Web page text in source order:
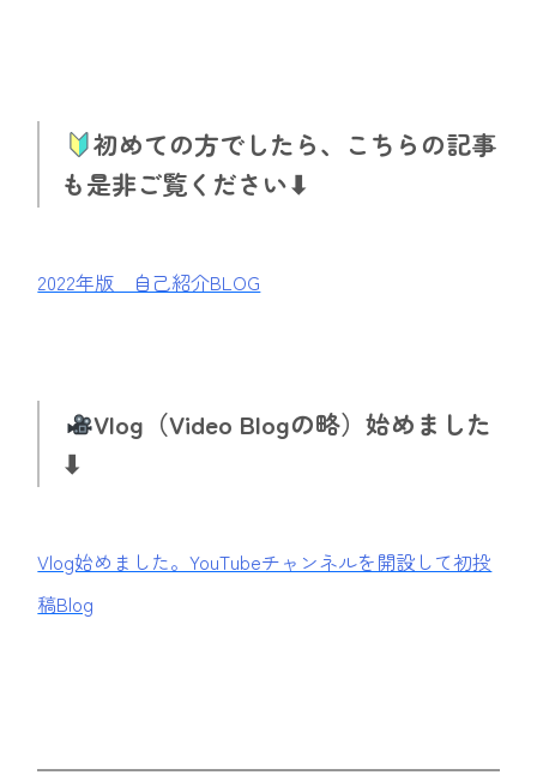
初めての方でしたら、こちらの記事
も是非ご覧ください⬇︎
2022年版 自己紹介BLOG
Vlog（Video Blogの略）始めました
⬇︎
Vlog始めました。YouTubeチャンネルを開設して初投
稿Blog